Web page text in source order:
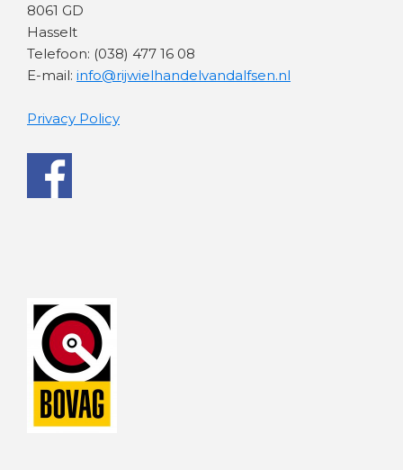
8061 GD
Hasselt
Telefoon: (038) 477 16 08
E-mail: info@rijwielhandelvandalfsen.nl
Privacy Policy